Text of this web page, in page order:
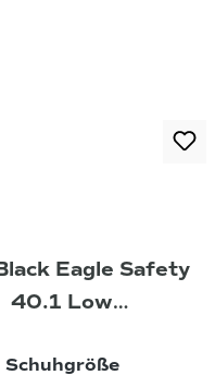
Eagle Safety
40.1 Low
citrus
Schuhgrößeauswählen